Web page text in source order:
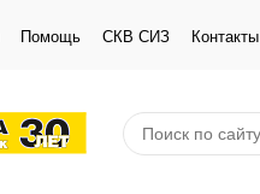
Помощь СКВ СИЗ Контакты